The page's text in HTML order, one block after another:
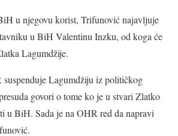
u njegovu korist, Trifunović najavljuje
u BiH Valentinu Inzku, od koga će
Lagumdžije.
suspenduje Lagumdžiju iz političkog
govori o tome ko je u stvari Zlatko
u BiH. Sada je na OHR red da napravi